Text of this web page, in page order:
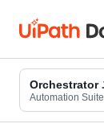
Orchestrator
Automation Suite